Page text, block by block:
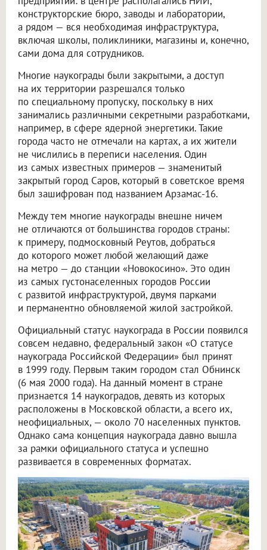
конструкторские бюро, заводы и лаборатории,
а рядом — вся необходимая инфраструктура,
включая школы, поликлиники, магазины и, конечно,
сами дома для сотрудников.
Многие наукограды были закрытыми, а доступ
на их территории разрешался только
по специальному пропуску, поскольку в них
занимались различными секретными разработками,
например, в сфере ядерной энергетики. Такие
города часто не отмечали на картах, а их жители
не числились в переписи населения. Один
из самых известных примеров — знаменитый
закрытый город Саров, который в советское время
был зашифрован под названием Арзамас-16.
Между тем многие наукограды внешне ничем
не отличаются от большинства городов страны:
к примеру, подмосковный Реутов, добраться
до которого может любой желающий даже
на метро — до станции «Новокосино». Это один
из самых густонаселенных городов России
с развитой инфраструктурой, двумя парками
и перманентно обновляемой жилой застройкой.
Официальный статус наукограда в России появился
совсем недавно, федеральный закон «О статусе
наукограда Российской Федерации» был принят
в 1999 году. Первым таким городом стал Обнинск
(6 мая 2000 года). На данный момент в стране
признается 14 наукоградов, девять из которых
расположены в Московской области, а всего их,
неофициальных, — около 70 населенных пунктов.
Однако сама концепция наукограда давно вышла
за рамки официального статуса и успешно
развивается в современных форматах.